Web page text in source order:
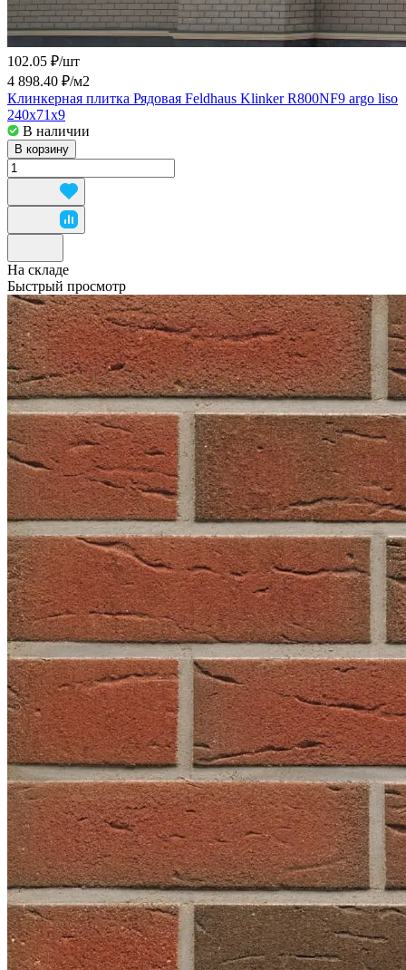
102.05 ₽/шт
4 898.40 ₽/м2
Клинкерная плитка Рядовая Feldhaus Klinker R800NF9 argo liso
240х71х9
В наличии
В корзину
На складе
Быстрый просмотр